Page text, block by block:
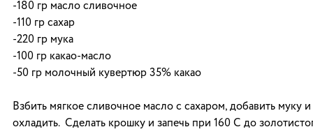
-180 гр масло сливочное
-110 гр сахар
-220 гр мука
-100 гр какао-масло
-50 гр молочный кувертюр 35% какао
Взбить мягкое сливочное масло с сахаром, добавить муку и
охладить. Сделать крошку и запечь при 160 С до